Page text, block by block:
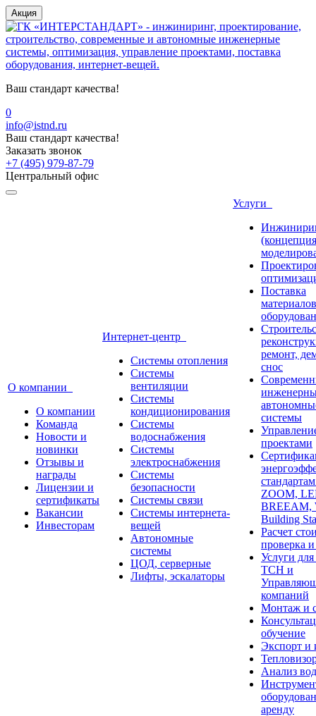
Акция
Ваш стандарт качества!
0
info@istnd.ru
Ваш стандарт качества!
Заказать звонок
+7 (495) 979-87-79
Центральный офис
О компании
О компании
Команда
Новости и
новинки
Отзывы и
награды
Лицензии и
сертификаты
Вакансии
Инвесторам
Интернет-центр
Системы отопления
Системы
вентиляции
Системы
кондиционирования
Системы
водоснабжения
Системы
электроснабжения
Системы
безопасности
Системы связи
Системы интернета-
вещей
Автономные
системы
ЦОД, серверные
Лифты, эскалаторы
Услуги
Поставка
ремонт,
снос
системы
проектами
ZOOM,
BREEAM,
Building
Расчет
проверка
Услуги
ТСН и
компаний
Монтаж и
обучение
Экспорт и
Анализ
аренду